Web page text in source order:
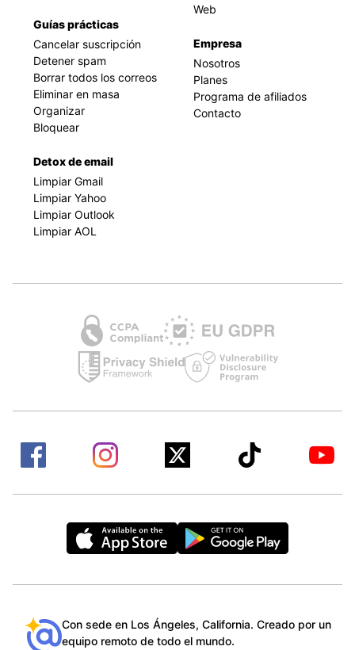
Guías prácticas
Cancelar suscripción
Detener spam
Borrar todos los correos
Eliminar en masa
Organizar
Bloquear
Detox de email
Limpiar Gmail
Limpiar Yahoo
Limpiar Outlook
Limpiar AOL
Web
Empresa
Nosotros
Planes
Programa de afiliados
Contacto
Con sede en Los Ángeles, California. Creado por un
equipo remoto de todo el mundo.